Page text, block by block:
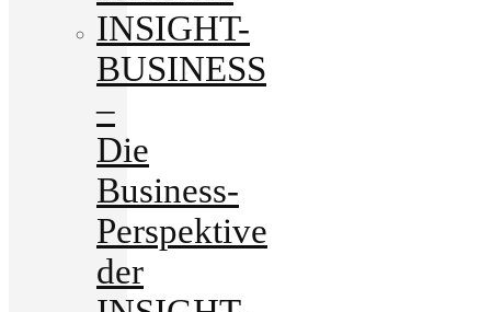
INSIGHT-
BUSINESS
–
Die
Business-
Perspektive
der